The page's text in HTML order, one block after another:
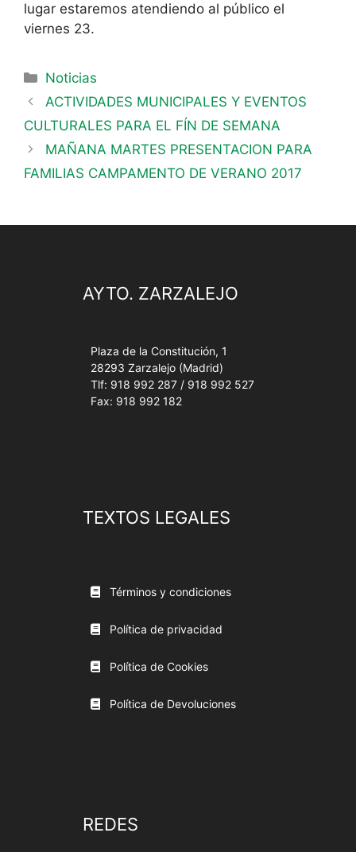
lugar estaremos atendiendo al público el
viernes 23.
Noticias
ACTIVIDADES MUNICIPALES Y EVENTOS
CULTURALES PARA EL FÍN DE SEMANA
MAÑANA MARTES PRESENTACION PARA
FAMILIAS CAMPAMENTO DE VERANO 2017
AYTO. ZARZALEJO
Plaza de la Constitución, 1
28293 Zarzalejo (Madrid)
Tlf: 918 992 287 / 918 992 527
Fax: 918 992 182
TEXTOS LEGALES
Términos y condiciones
Política de privacidad
Política de Cookies
Política de Devoluciones
REDES